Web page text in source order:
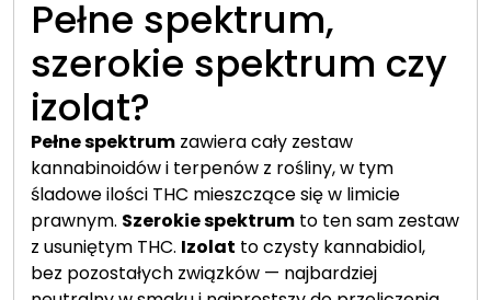
Pełne spektrum,
szerokie spektrum czy
izolat?
Pełne spektrum zawiera cały zestaw
kannabinoidów i terpenów z rośliny, w tym
śladowe ilości THC mieszczące się w limicie
prawnym. Szerokie spektrum to ten sam zestaw
z usuniętym THC. Izolat to czysty kannabidiol,
bez pozostałych związków — najbardziej